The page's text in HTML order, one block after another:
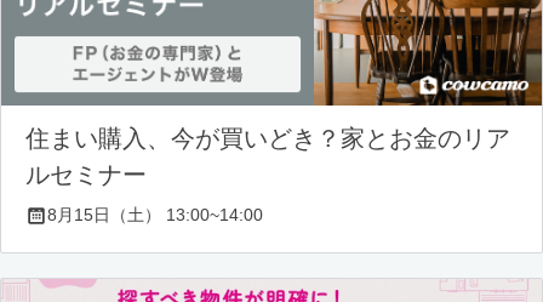
住まい購入、今が買いどき？家とお金のリア
ルセミナー
8月15日（土） 13:00~14:00